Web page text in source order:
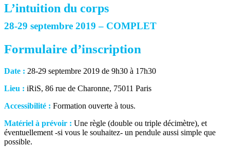
L’intuition du corps
28-29 septembre 2019 – COMPLET
Formulaire d’inscription
Date : 28-29 septembre 2019 de 9h30 à 17h30
Lieu : iRiS, 86 rue de Charonne, 75011 Paris
Accessibilité : Formation ouverte à tous.
Matériel à prévoir : Une règle (double ou triple décimètre), et
éventuellement -si vous le souhaitez- un pendule aussi simple que
possible.